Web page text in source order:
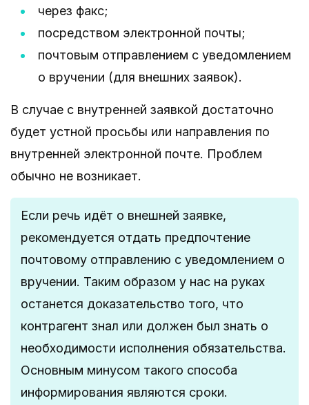
через факс;
посредством электронной почты;
почтовым отправлением с уведомлением
о вручении (для внешних заявок).
В случае с внутренней заявкой достаточно
будет устной просьбы или направления по
внутренней электронной почте. Проблем
обычно не возникает.
Если речь идёт о внешней заявке,
рекомендуется отдать предпочтение
почтовому отправлению с уведомлением о
вручении. Таким образом у нас на руках
останется доказательство того, что
контрагент знал или должен был знать о
необходимости исполнения обязательства.
Основным минусом такого способа
информирования являются сроки.